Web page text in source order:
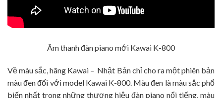
Âm thanh đàn piano mới Kawai K-800
Về màu sắc, hãng Kawai – Nhật Bản chỉ cho ra một phiên bản
màu đen đối với model Kawai K-800. Màu đen là màu sắc phổ
biến nhất trong những thương hiệu đàn piano nổi tiếng, màu